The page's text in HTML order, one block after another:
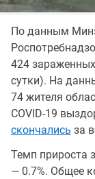
По данным
424
сутки). На
74 жителя
COVID-19
скончались за
Темп прироста
— 0.7%. Общее